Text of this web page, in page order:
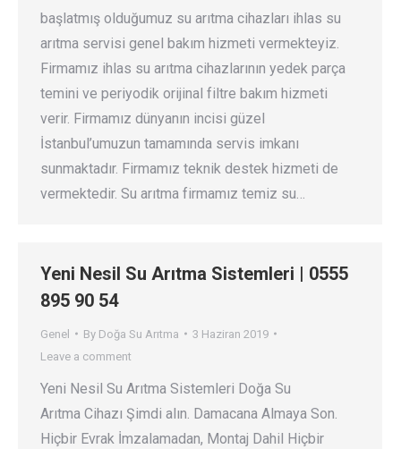
başlatmış olduğumuz su arıtma cihazları ihlas su
arıtma servisi genel bakım hizmeti vermekteyiz.
Firmamız ihlas su arıtma cihazlarının yedek parça
temini ve periyodik orijinal filtre bakım hizmeti
verir. Firmamız dünyanın incisi güzel
İstanbul’umuzun tamamında servis imkanı
sunmaktadır. Firmamız teknik destek hizmeti de
vermektedir. Su arıtma firmamız temiz su…
Yeni Nesil Su Arıtma Sistemleri | 0555
895 90 54
Genel By Doğa Su Arıtma
3 Haziran 2019
Leave a comment
Yeni Nesil Su Arıtma Sistemleri Doğa Su
Arıtma Cihazı Şimdi alın. Damacana Almaya Son.
Hiçbir Evrak İmzalamadan, Montaj Dahil Hiçbir